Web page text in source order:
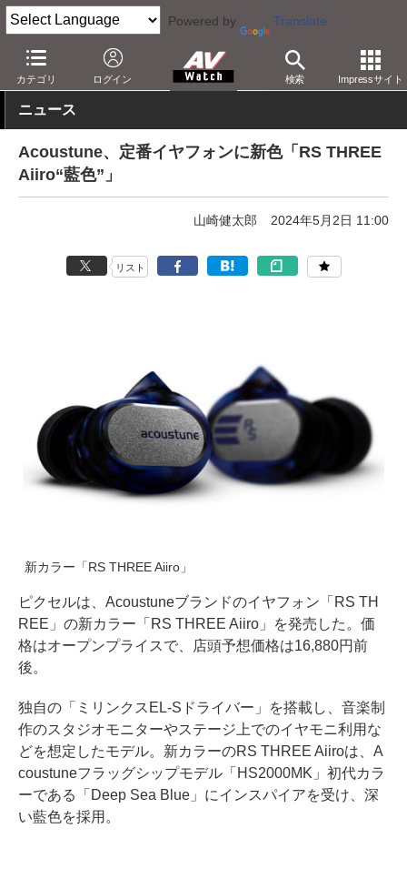
Powered by Translate
カテゴリ ログイン 検索 Impressサイト
AV Watch 製品 ヘッドフォン その他
ニュース
Acoustune、定番イヤフォンに新色「RS THREE
Aiiro“藍色”」
山崎健太郎 2024年5月2日 11:00
リスト
新カラー「RS THREE Aiiro」
ピクセルは、Acoustuneブランドのイヤフォン「RS TH
REE」の新カラー「RS THREE Aiiro」を発売した。価
格はオープンプライスで、店頭予想価格は16,880円前
後。
独自の「ミリンクスEL-Sドライバー」を搭載し、音楽制
作のスタジオモニターやステージ上でのイヤモニ利用な
どを想定したモデル。新カラーのRS THREE Aiiroは、A
coustuneフラッグシップモデル「HS2000MK」初代カラ
ーである「Deep Sea Blue」にインスパイアを受け、深
い藍色を採用。